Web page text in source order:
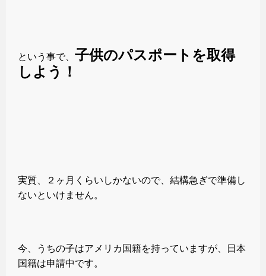
という事で、 子供のパスポートを取得
しよう！
実質、２ヶ月くらいしかないので、結構急ぎで準備し
ないといけません。
今、うちの子はアメリカ国籍を持っていますが、日本
国籍は申請中です。